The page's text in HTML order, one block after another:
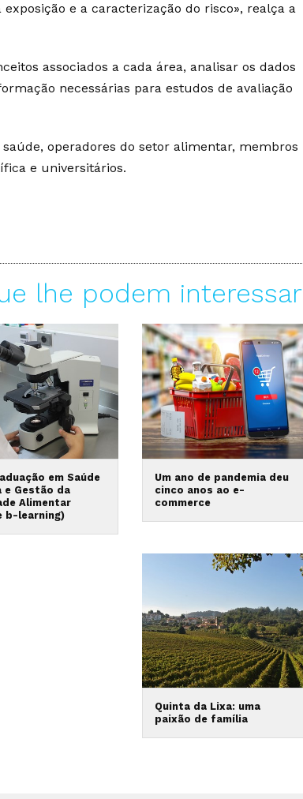
e a caracterização do risco», realça a
associados a cada área, analisar os dados
necessárias para estudos de avaliação
operadores do setor alimentar, membros
e universitários.
lhe podem interessar
em Saúde
e Gestão da
Alimentar
b-learning)
Um ano de pandemia deu
cinco anos ao e-
commerce
Quinta da Lixa: uma
paixão de família